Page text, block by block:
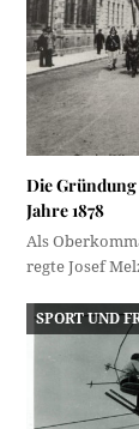
Die
Jahre 1878
Als
regte Josef
SPORT UND